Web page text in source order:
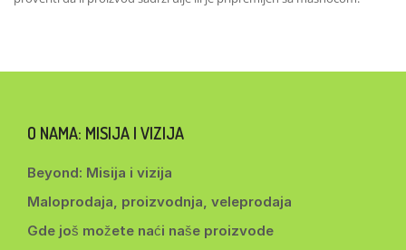
O NAMA: MISIJA I VIZIJA
Beyond: Misija i vizija
Maloprodaja, proizvodnja, veleprodaja
Gde još možete naći naše proizvode